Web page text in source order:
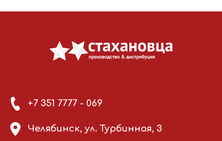
+7 351 7777 - 069
Челябинск, ул. Турбинная, 3